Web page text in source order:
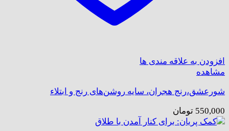
افزودن به علاقه مندی ها
مشاهده
شورعشق،رنج هجران، سایه‌ روشن‌های رنج و ابتلاء
550,000 تومان